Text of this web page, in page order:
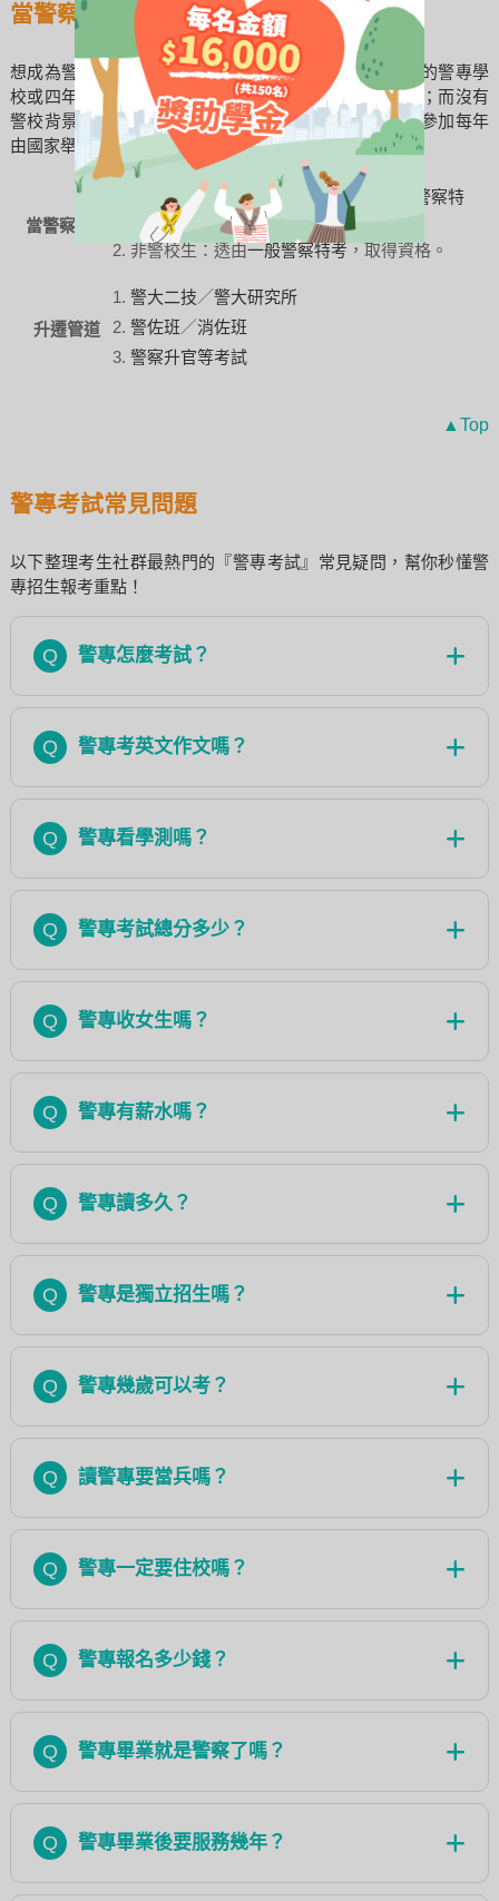
當警察管道及員警／消防升遷管道
想成為警察有兩種管道，一是高中畢業後，就讀二年制的警專學
校或四年制的警察大學，畢業後報考內軌制的警察特考；而沒有
警校背景的人，不管是高中職或專科以上學校畢業，可參加每年
由國家舉辦的外軌制一般警察特考。
當警察管道
就讀警校： 警專考試／ 警大考試
警察特
考，取得資格。
非警校生：透由一般警察特考 ，取得資格。
升遷管道
警大二技／警大研究所
警佐班／消佐班
警察升官等考試
▲Top
警專考試常見問題
以下整理考生社群最熱門的『警專考試』常見疑問，幫你秒懂警
專招生報考重點！
Q 警專怎麼考試？
Q 警專考英文作文嗎？
Q 警專看學測嗎？
Q 警專考試總分多少？
Q 警專收女生嗎？
Q 警專有薪水嗎？
Q 警專讀多久？
Q 警專是獨立招生嗎？
Q 警專幾歲可以考？
Q 讀警專要當兵嗎？
Q 警專一定要住校嗎？
Q 警專報名多少錢？
Q 警專畢業就是警察了嗎？
Q 警專畢業後要服務幾年？